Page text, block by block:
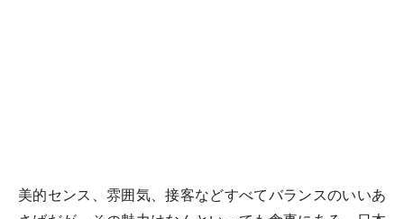
美的センス、雰囲気、接客などすべてバランスのいいあ